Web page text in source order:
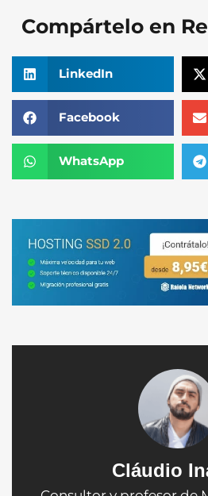
Compártelo en
LinkedIn
Facebook
WhatsApp
Cláudio